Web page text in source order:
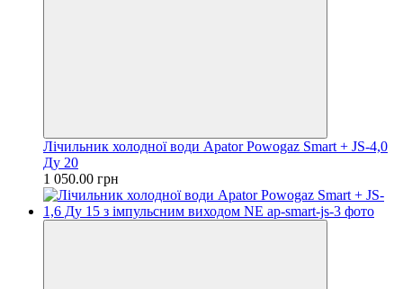
Лічильник холодної води Apator Powogaz Smart + JS-4,0
Ду 20
1 050.00 грн